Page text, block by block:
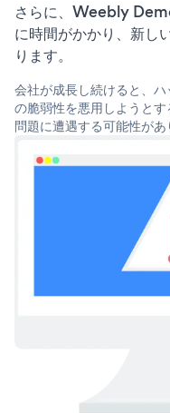
さらに、Weebly
に時間がかかり、新し
ります。
会社が成長し続けると、
の脆弱性を悪用しようと
問題に遭遇する可能性があ